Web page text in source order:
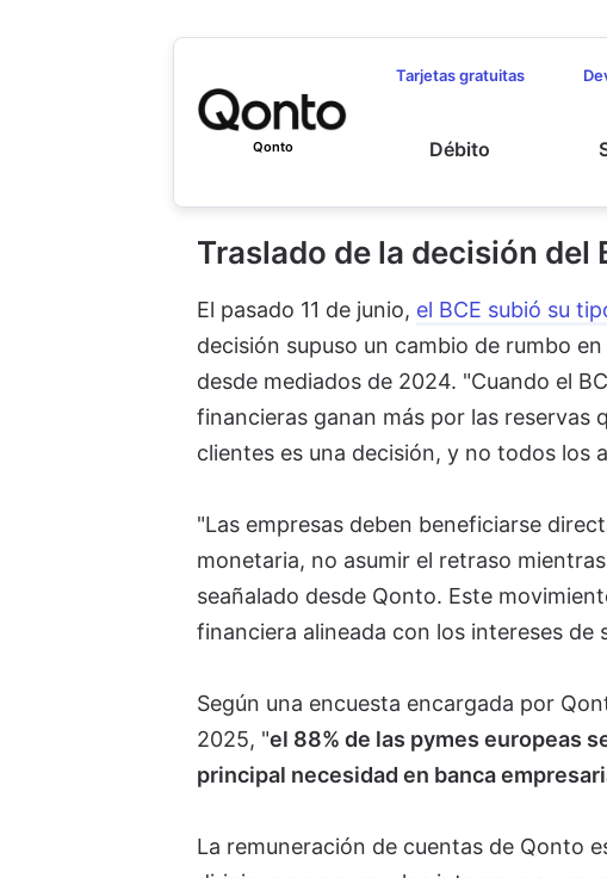
Qonto
Tarjetas gratuitas
Débito
Traslado de la decisión del
El pasado 11 de junio, el BCE subió su
decisión supuso un cambio de rumbo
desde mediados de 2024. "Cuando el
financieras ganan más por las reservas
clientes es una decisión, y no todos los
"Las empresas deben beneficiarse
monetaria, no asumir el retraso
seañalado desde Qonto. Este
financiera alineada con los intereses de
Según una encuesta encargada por
2025, "el 88% de las pymes europeas
principal necesidad en banca
La remuneración de cuentas de Qonto